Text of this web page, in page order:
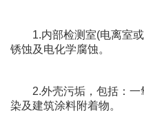
1.内部检测室(电离室或
锈蚀及电化学腐蚀。
2.外壳污垢，包括：一
染及建筑涂料附着物。